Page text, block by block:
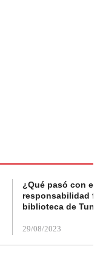
¿Qué pasó con el
responsabilidad
biblioteca de
29/08/2023